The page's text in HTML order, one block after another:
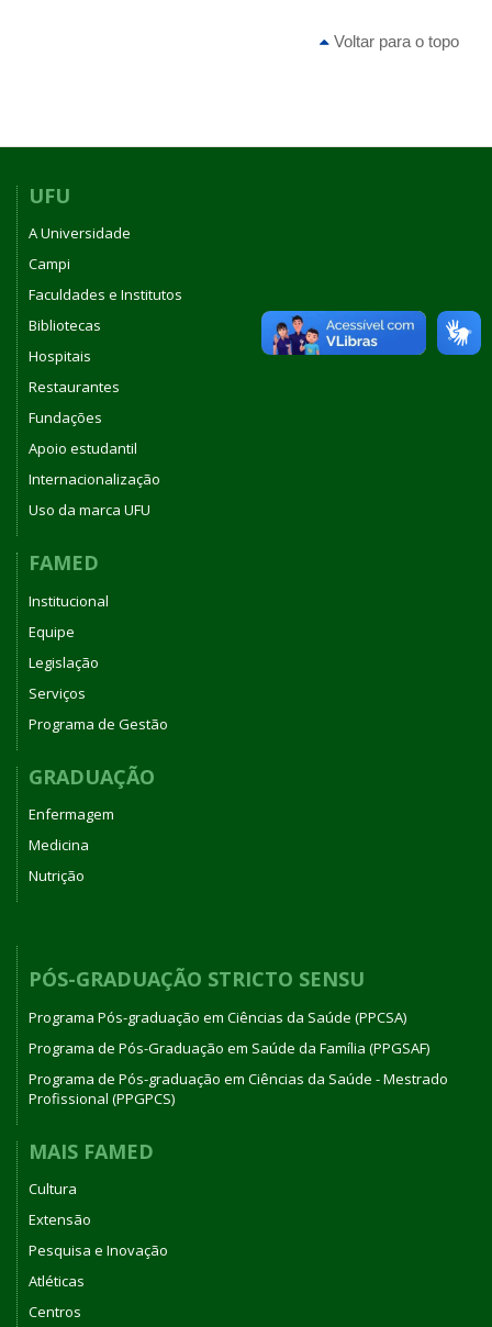
Voltar para o topo
UFU
A Universidade
Campi
Faculdades e Institutos
Bibliotecas
Hospitais
Restaurantes
Fundações
Apoio estudantil
Internacionalização
Uso da marca UFU
FAMED
Institucional
Equipe
Legislação
Serviços
Programa de Gestão
GRADUAÇÃO
Enfermagem
Medicina
Nutrição
PÓS-GRADUAÇÃO STRICTO SENSU
Programa Pós-graduação em Ciências da Saúde (PPCSA)
Programa de Pós-Graduação em Saúde da Família (PPGSAF)
Programa de Pós-graduação em Ciências da Saúde - Mestrado
Profissional (PPGPCS)
MAIS FAMED
Cultura
Extensão
Pesquisa e Inovação
Atléticas
Centros